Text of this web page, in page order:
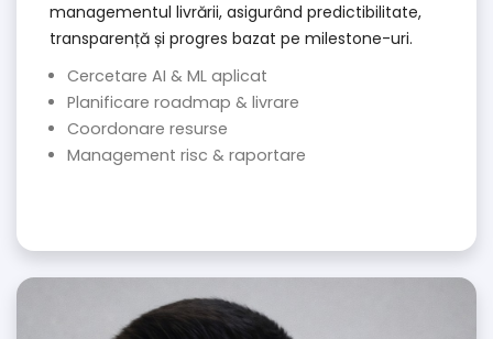
managementul livrării, asigurând predictibilitate,
transparență și progres bazat pe milestone-uri.
Cercetare AI & ML aplicat
Planificare roadmap & livrare
Coordonare resurse
Management risc & raportare